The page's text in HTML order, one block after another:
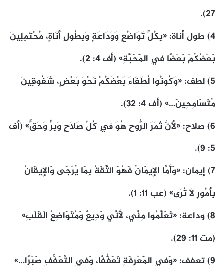
٢٧).
٤) طول أناة: «بِكُلِّ تَوَاضُعٍ وَوَدَاعَةٍ وَبِطُولِ أَنَاةٍ، مُحْتَمِلِينَ
بَعْضُكُمْ بَعْضًا فِي الْمَحَبَّةِ» (أف ٤: ٢).
٥) لطف: «وَكُونُوا لُطَفَاءَ بَعْضُكُمْ نَحْوَ بَعْضٍ، شَفُوقِينَ
مُتَسَامِحِينَ…» (أف ٤: ٣٢).
٦) صلاح: «لأَنَّ ثَمَرَ الرُّوحِ هُوَ فِي كُلِّ صَلاَحٍ وَبِرٍّ وَحَقٍّ» (أف
٥: ٩).
٧) إيمان: «وَأَمَّا الإِيمَانُ فَهُوَ الثِّقَةُ بِمَا يُرْجَى وَالإِيقَانُ
بِأُمُورٍ لاَ تُرَى» (عب ١١: ١).
٨) وداعة: «تَعَلَّمُوا مِنِّي، لأَنِّي وَدِيعٌ وَمُتَوَاضِعُ الْقَلْبِ»
(مت ١١: ٢٩).
٩) تعفف: «وَفِي الْمَعْرِفَةِ تَعَفُّفًا، وَفِي التَّعَفُّفِ صَبْرًا…»